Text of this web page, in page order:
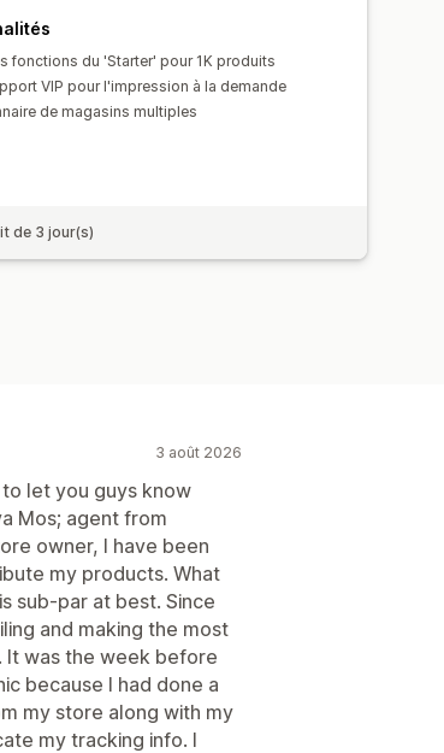
Tarification inclusive
fonctions du 'Starter' pour 1K produits
VIP pour l'impression à la demande
de magasins multiples
de 3 jour(s)
3 août 2026
let you guys know
Mos; agent from
owner, I have been
my products. What
sub-par at best. Since
and making the most
It was the week before
because I had done a
my store along with my
my tracking info. I